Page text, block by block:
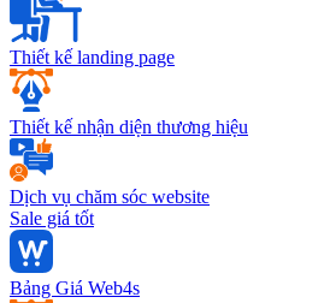
Thiết kế landing page
Thiết kế nhận diện thương hiệu
Dịch vụ chăm sóc website
Sale giá tốt
Bảng Giá Web4s